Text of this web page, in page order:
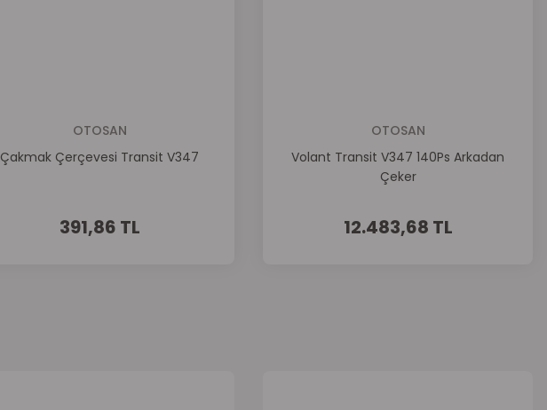
OTOSAN
Çakmak Çerçevesi Transit V347
391,86 TL
OTOSAN
Volant Transit V347 140Ps Arkadan
Çeker
12.483,68 TL